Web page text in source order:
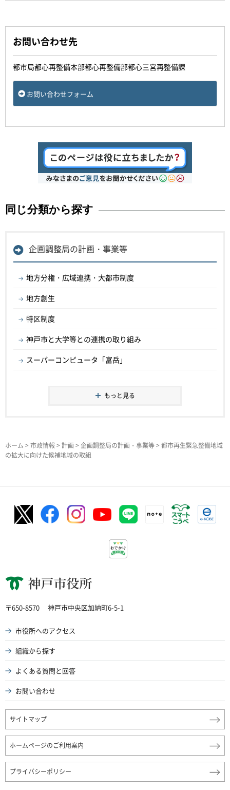
お問い合わせ先
都市局都心再整備本部都心再整備部都心三宮再整備課
お問い合わせフォーム
同じ分類から探す
企画調整局の計画・事業等
地方分権・広域連携・大都市制度
地方創生
特区制度
神戸市と大学等との連携の取り組み
スーパーコンピュータ「富岳」
もっと見る
ホーム > 市政情報 > 計画> 企画調整局の計画・事業等> 都市再生緊急整備地域
の拡大に向けた候補地域の取組
神戸市役所
〒650-8570 神戸市中央区加納町6-5-1
市役所へのアクセス
組織から探す
よくある質問と回答
お問い合わせ
サイトマップ
ホームページのご利用案内
プライバシーポリシー